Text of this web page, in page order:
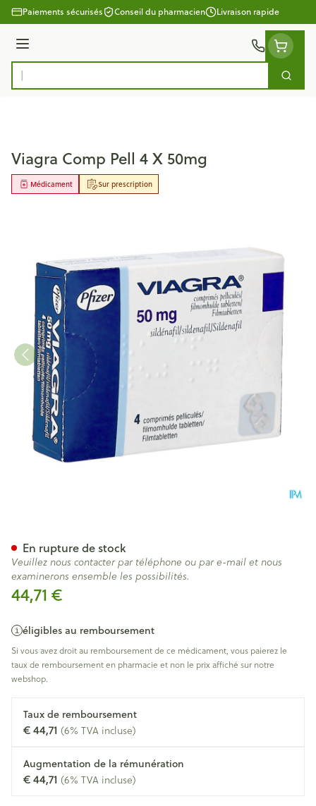
Aller au contenu
Paiements sécurisés Conseil du pharmacien Livraison rapide
Menu
Rechercher
Viagra Comp Pell 4 X 50mg
Sur prescription
Médicament
44,71 €
éligibles au remboursement
Si vous avez droit au remboursement de ce médicament, vous paierez le
taux de remboursement en pharmacie et non le prix affiché sur notre
webshop.
Taux de remboursement
€ 44,71 (6% TVA incluse)
Augmentation de la rémunération
€ 44,71 (6% TVA incluse)
En rupture de stock
Veuillez nous contacter par téléphone ou par e-mail et nous
examinerons ensemble les possibilités.